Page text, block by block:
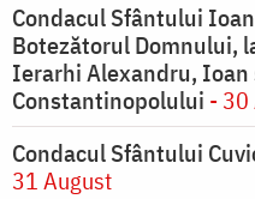
Condacul Sfântului
Botezătorul Domnului,
Ierarhi Alexandru, Ioan
Constantinopolului - 30
Condacul Sfântului
31 August